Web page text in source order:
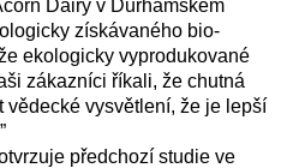
Dairy v Durhamském
získávaného bio-
ekologicky vyprodukované
zákazníci říkali, že chutná
vědecké vysvětlení, že je lepší
předchozí studie ve